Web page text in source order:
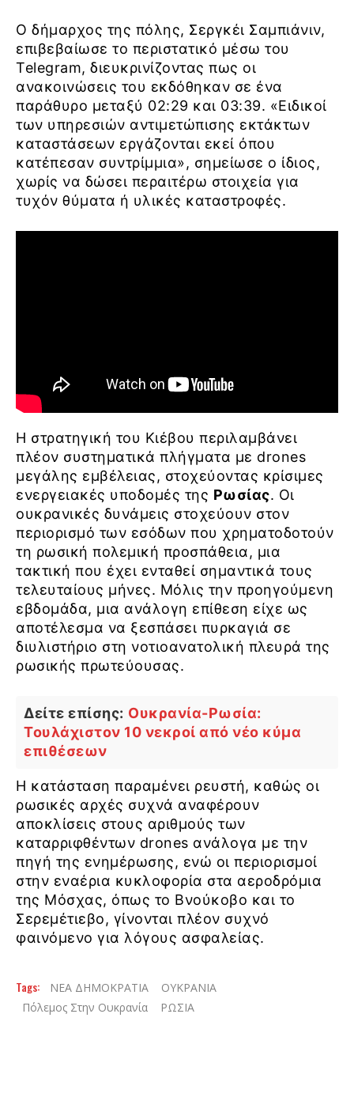
Ο δήμαρχος της πόλης, Σεργκέι Σαμπιάνιν,
επιβεβαίωσε το περιστατικό μέσω του
Telegram, διευκρινίζοντας πως οι
ανακοινώσεις του εκδόθηκαν σε ένα
παράθυρο μεταξύ 02:29 και 03:39. «Ειδικοί
των υπηρεσιών αντιμετώπισης εκτάκτων
καταστάσεων εργάζονται εκεί όπου
κατέπεσαν συντρίμμια», σημείωσε ο ίδιος,
χωρίς να δώσει περαιτέρω στοιχεία για
τυχόν θύματα ή υλικές καταστροφές.
Η στρατηγική του Κιέβου περιλαμβάνει
πλέον συστηματικά πλήγματα με drones
μεγάλης εμβέλειας, στοχεύοντας κρίσιμες
ενεργειακές υποδομές της Ρωσίας. Οι
ουκρανικές δυνάμεις στοχεύουν στον
περιορισμό των εσόδων που χρηματοδοτούν
τη ρωσική πολεμική προσπάθεια, μια
τακτική που έχει ενταθεί σημαντικά τους
τελευταίους μήνες. Μόλις την προηγούμενη
εβδομάδα, μια ανάλογη επίθεση είχε ως
αποτέλεσμα να ξεσπάσει πυρκαγιά σε
διυλιστήριο στη νοτιοανατολική πλευρά της
ρωσικής πρωτεύουσας.
Δείτε επίσης: Ουκρανία-Ρωσία:
Τουλάχιστον 10 νεκροί από νέο κύμα
επιθέσεων
Η κατάσταση παραμένει ρευστή, καθώς οι
ρωσικές αρχές συχνά αναφέρουν
αποκλίσεις στους αριθμούς των
καταρριφθέντων drones ανάλογα με την
πηγή της ενημέρωσης, ενώ οι περιορισμοί
στην εναέρια κυκλοφορία στα αεροδρόμια
της Μόσχας, όπως το Βνούκοβο και το
Σερεμέτιεβο, γίνονται πλέον συχνό
φαινόμενο για λόγους ασφαλείας.
Tags: ΝΕΑ ΔΗΜΟΚΡΑΤΙΑ
ΟΥΚΡΑΝΙΑ
Πόλεμος Στην Ουκρανία
ΡΩΣΙΑ